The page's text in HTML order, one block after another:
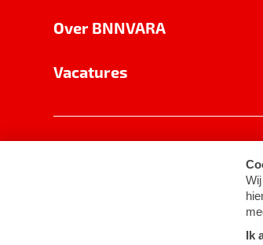
Over BNNVARA
Vacatures
Cookie-instellingen